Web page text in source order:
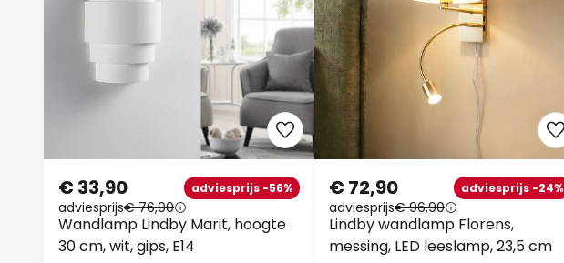
Wandlamp Lindby Marit, hoogte
30 cm, wit, gips, E14
€ 33,90 adviesprijs -56%
adviesprijs€ 76,90
Lindby wandlamp Florens,
messing, LED leeslamp, 23,5 cm
€ 72,90 adviesprijs -24%
adviesprijs€ 96,90